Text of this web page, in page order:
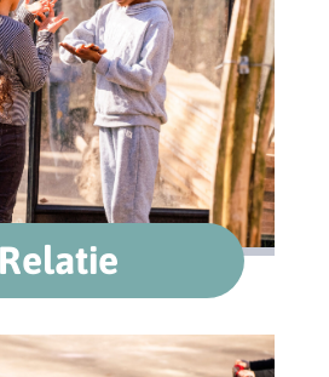
Relatie